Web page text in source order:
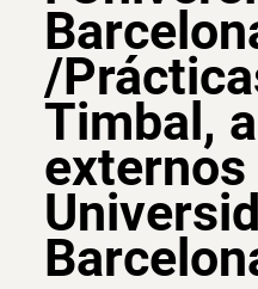
/
Timbal,
externos